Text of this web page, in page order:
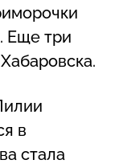
Еще три
в
стала